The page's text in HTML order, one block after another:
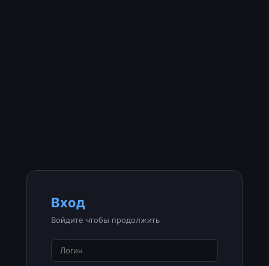
Вход
Войдите чтобы продолжить